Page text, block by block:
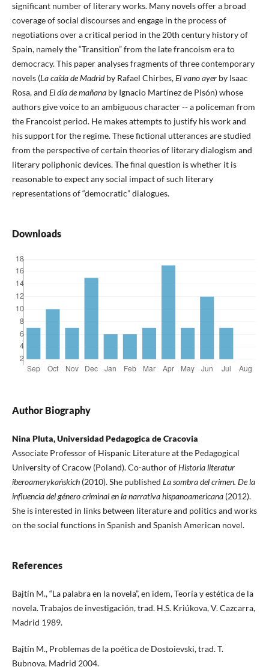
significant number of literary works. Many novels offer a broad
coverage of social discourses and engage in the process of
negotiations over a critical period in the 20th century history of
Spain, namely the “Transition” from the late francoism era to
democracy. This paper analyses fragments of three contemporary
novels (La caída de Madridby Rafael Chirbes,El vano ayerby Isaac
Rosa, and El día de mañanaby Ignacio Martínez de Pisón) whose
authors give voice to an ambiguous character -- a policeman from
the Francoist period. He makes attempts to justify his work and
his support for the regime. These fictional utterances are studied
from the perspective of certain theories of literary dialogism and
literary poliphonic devices. The final question is whether it is
reasonable to expect any social impact of such literary
representations of “democratic” dialogues.
Downloads
Author Biography
Nina Pluta, Universidad Pedagogica de Cracovia
Associate Professor of Hispanic Literature at the Pedagogical
University of Cracow (Poland). Co-author ofHistoria literatur
iberoamerykańskich(2010). She published La sombra del crimen. De la
influencia del género criminal en la narrativa hispanoamericana(2012).
She is interested in links between literature and politics and works
on the social functions in Spanish and Spanish American novel.
References
Bajtín M., “La palabra en la novela”, en idem, Teoría y estética de la
novela. Trabajos de investigación, trad. H.S. Kriúkova, V. Cazcarra,
Madrid 1989.
Bajtín M., Problemas de la poética de Dostoievski, trad. T.
Bubnova, Madrid 2004.